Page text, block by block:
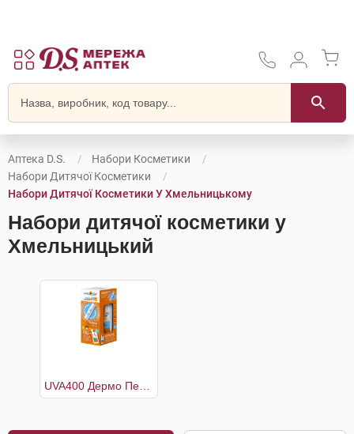
Аптека D.S.
Набори Косметики
Набори Дитячої Косметики
Набори Дитячої Косметики У Хмельницькому
Набори дитячої косметики у
Хмельницький